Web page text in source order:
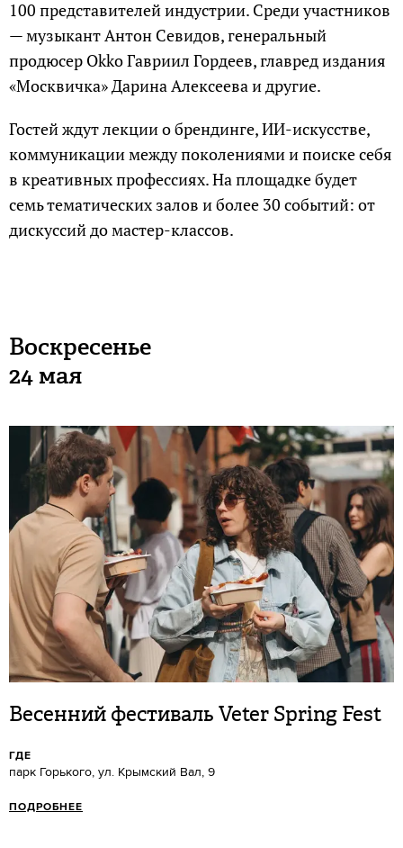
100 представителей индустрии. Среди участников
— музыкант Антон Севидов, генеральный
продюсер Okko Гавриил Гордеев, главред издания
«Москвичка» Дарина Алексеева и другие.
Гостей ждут лекции о брендинге, ИИ-искусстве,
коммуникации между поколениями и поиске себя
в креативных профессиях. На площадке будет
семь тематических залов и более 30 событий: от
дискуссий до мастер-классов.
Воскресенье
24 мая
Весенний фестиваль Veter Spring Fest
ГДЕ
парк Горького, ул. Крымский Вал, 9
ПОДРОБНЕЕ